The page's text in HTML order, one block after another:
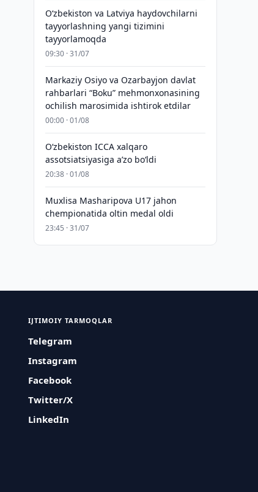
Oʻzbekiston va Latviya haydovchilarni
tayyorlashning yangi tizimini
tayyorlamoqda
09:30 · 31/07
Markaziy Osiyo va Ozarbayjon davlat
rahbarlari “Boku” mehmonxonasining
ochilish marosimida ishtirok etdilar
00:00 · 01/08
O‘zbekiston ICCA xalqaro
assotsiatsiyasiga aʼzo bo‘ldi
20:38 · 01/08
Muxlisa Masharipova U17 jahon
chempionatida oltin medal oldi
23:45 · 31/07
IJTIMOIY TARMOQLAR
Telegram
Instagram
Facebook
Twitter/X
LinkedIn